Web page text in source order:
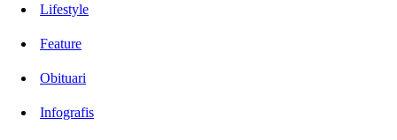
Lifestyle
Feature
Obituari
Infografis